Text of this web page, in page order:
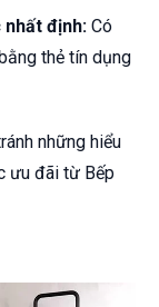
nhất định: Có
thẻ tín dụng
những hiểu
ưu đãi từ Bếp